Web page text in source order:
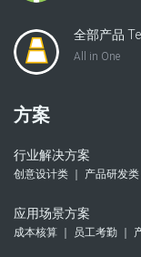
全部产品
All in One
方案
行业解决方案
创意设计类 ｜ 产品研发
应用场景方案
成本核算 ｜ 员工考勤 ｜